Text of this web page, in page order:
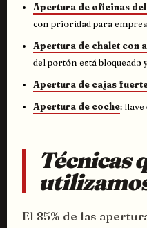
Apertura de oficinas
con prioridad para
Apertura de chalet con
del portón está bloqueado
Apertura de cajas
Apertura de coche: llave
Técnicas
El 85% de las